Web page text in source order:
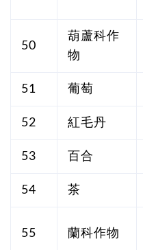
50
葫蘆科作
物
51 葡萄
52 紅毛丹
53 百合
54 茶
55 蘭科作物